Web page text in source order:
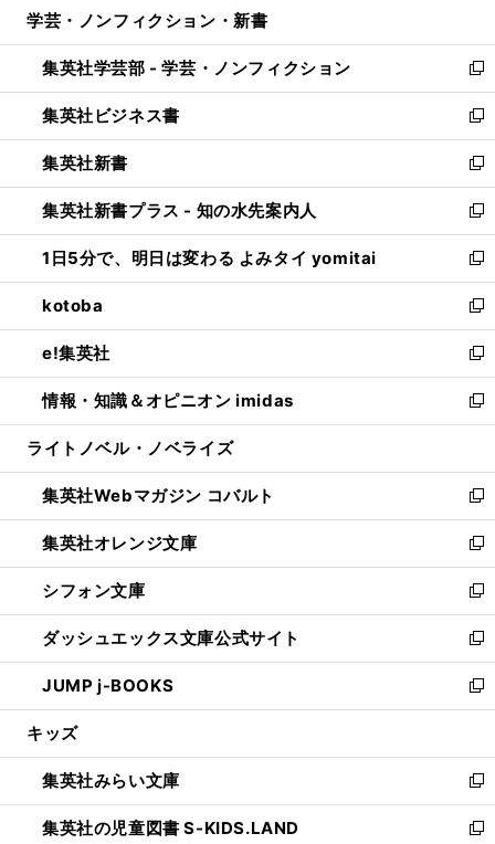
開
く
ウ
で
開
く
ン
ド
ウ
で
開
く
ウ
ィ
ン
ド
ウ
で
開
く
学芸・ノンフィクション・新書
集英社学芸部 - 学芸・ノンフィクション
新
し
い
ウ
ィ
ン
ド
ウ
で
開
く
集英社ビジネス書
新
し
い
ウ
ィ
ン
ド
ウ
で
開
く
集英社新書
新
し
い
ウ
ィ
ン
ド
ウ
で
開
く
集英社新書プラス - 知の水先案内人
新
し
い
ウ
ィ
ン
ド
ウ
で
開
1日5分で、明日は変わる よみタイ yomitai
新
し
い
ウ
ィ
ン
ド
ウ
開
く
kotoba
新
し
い
ウ
ィ
ン
ウ
で
開
く
e!集英社
新
し
い
ウ
ン
ド
ウ
で
開
く
情報・知識＆オピニオン imidas
新
し
ウ
ィ
ン
ド
ウ
で
開
く
ライトノベル・ノベライズ
集英社Webマガジン コバルト
新
し
い
ウ
ィ
ン
ド
ウ
で
開
集英社オレンジ文庫
新
し
い
ウ
ィ
ン
ド
ウ
開
く
シフォン文庫
新
し
い
ウ
ィ
ン
ウ
で
開
く
ダッシュエックス文庫公式サイト
新
し
い
ウ
ン
ド
ウ
で
JUMP j-BOOKS
新
し
ウ
ィ
ン
ド
キッズ
集英社みらい文庫
新
し
い
集英社の児童図書 S-KIDS.LAND
新